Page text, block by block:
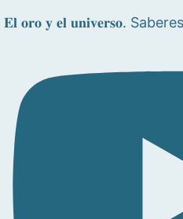
𝐄𝐥 𝐨𝐫𝐨 𝐲 𝐞𝐥 𝐮𝐧𝐢𝐯𝐞𝐫𝐬𝐨.